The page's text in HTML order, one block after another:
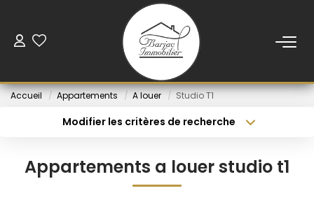
ACCUEIL
Accueil Appartements A louer Studio T1
Modifier les critères de recherche
Sélectionnez...
Type de bien
Appartements a louer studio t1